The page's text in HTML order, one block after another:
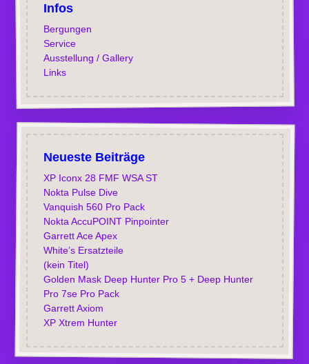
Infos
Bergungen
Service
Ausstellung / Gallery
Links
Neueste Beiträge
XP Iconx 28 FMF WSA ST
Nokta Pulse Dive
Vanquish 560 Pro Pack
Nokta AccuPOINT Pinpointer
Garrett Ace Apex
White’s Ersatzteile
(kein Titel)
Golden Mask Deep Hunter Pro 5 + Deep Hunter
Pro 7se Pro Pack
Garrett Axiom
XP Xtrem Hunter